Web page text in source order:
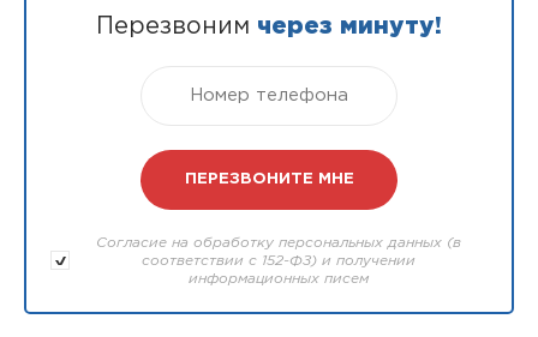
Перезвоним через минуту!
Согласие на обработку персональных данных (в
соответствии с 152-ФЗ) и получении
информационных писем